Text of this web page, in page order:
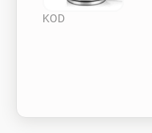
KOD